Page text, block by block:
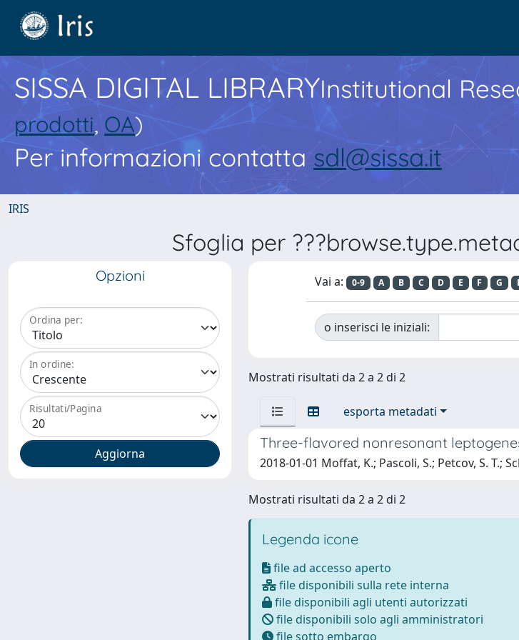
SISSA DIGITAL LIBRARYInstitutional
prodotti, OA)
Per informazioni contatta sdl@sissa.it
IRIS
Sfoglia per
Opzioni
Ordina per:
In ordine:
Risultati/Pagina
Vai a: 0-9 A B C D E F G
o inserisci le iniziali:
Mostrati risultati da 2 a 2 di 2
esporta metadati
Three-flavored nonresonant
2018-01-01 Moffat, K.; Pascoli, S.; Petcov, S. T.;
Mostrati risultati da 2 a 2 di 2
Legenda icone
file ad accesso aperto
file disponibili sulla rete interna
file disponibili agli utenti autorizzati
file disponibili solo agli amministratori
file sotto embargo